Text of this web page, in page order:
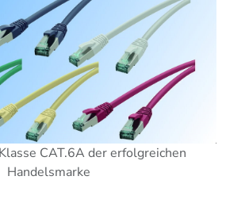
CAT.6A der erfolgreichen
Handelsmarke